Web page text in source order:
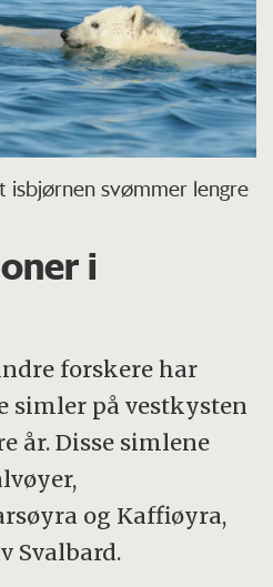
svømmer lengre
i
forskere har
simler på vestkysten
år. Disse simlene
og Kaffiøyra,
Svalbard.